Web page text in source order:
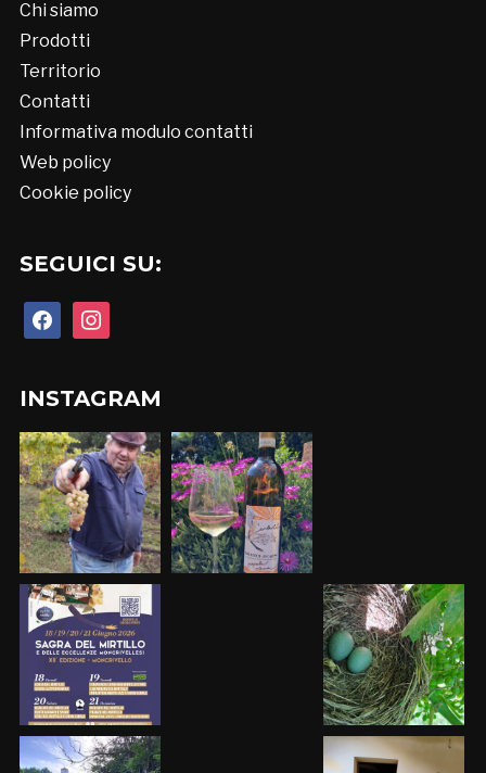
Chi siamo
Prodotti
Territorio
Contatti
Informativa modulo contatti
Web policy
Cookie policy
SEGUICI SU:
facebookinstagram
INSTAGRAM